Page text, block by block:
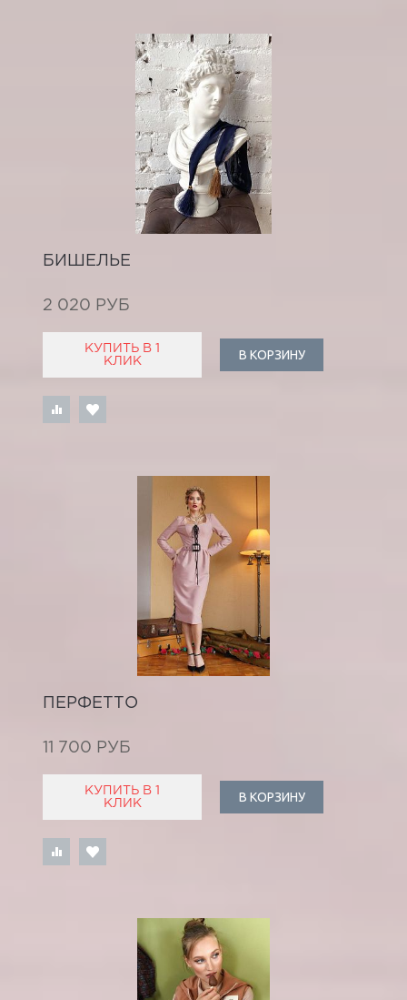
БИШЕЛЬЕ
2 020 РУБ
КУПИТЬ В 1
КЛИК
В КОРЗИНУ
ПЕРФЕТТО
11 700 РУБ
КУПИТЬ В 1
КЛИК
В КОРЗИНУ